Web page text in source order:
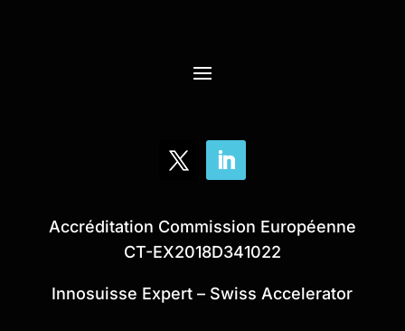
Accréditation Commission Européenne
CT-EX2018D341022
Innosuisse Expert – Swiss Accelerator